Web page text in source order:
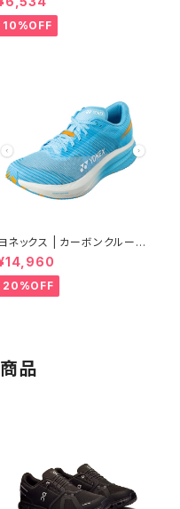
Aop | ユニセックス
10%OFF
ヨネックス | カーボンクルーズ
アラス | セルリアンブルー |
20%OFF
品